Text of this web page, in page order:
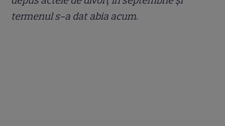
termenul s-a dat abia acum.